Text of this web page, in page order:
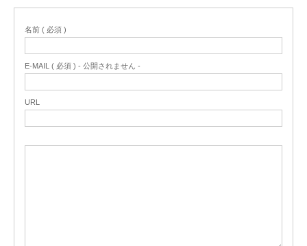
名前 ( 必須 )
E-MAIL ( 必須 ) - 公開されません -
URL